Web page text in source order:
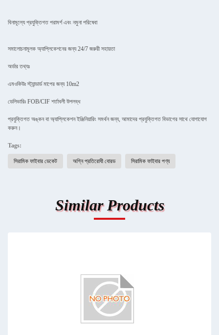
বিনামূল্যে প্রযুক্তিগত পরামর্শ এবং নমুনা পরিষেবা
সমালোচনামূলক অ্যাপ্লিকেশনের জন্য 24/7 জরুরী সহায়তা
অর্ডার তথ্যঃ
এমওকিউঃ স্ট্যান্ডার্ড মাপের জন্য 10m2
ডেলিভারিঃ FOB/CIF শর্তাবলী উপলব্ধ
প্রযুক্তিগত অঙ্কন বা অ্যাপ্লিকেশন ইঞ্জিনিয়ারিং সমর্থন জন্য, আমাদের প্রযুক্তিগত বিভাগের সাথে যোগাযোগ
করুন।
Tags:
সিরামিক ফাইবার ডেকেট অগ্নি প্রতিরোধী বোরড সিরামিক ফাইবার পণ্য
Similar Products